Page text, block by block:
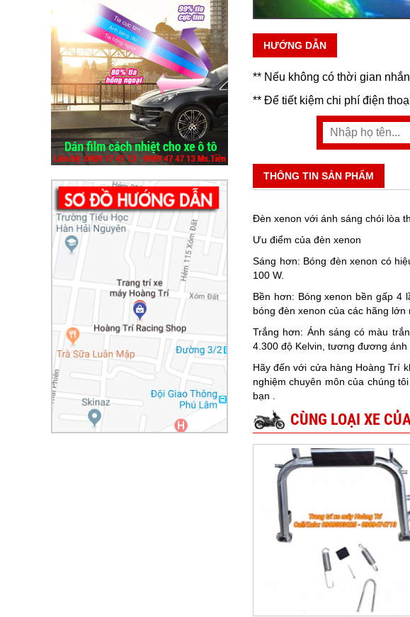
HƯỚNG DẪN
** Nếu không có thời gian
** Để tiết kiệm chi phí điện
THÔNG TIN SẢN PHẨM
Đèn xenon với ánh sáng chói lòa
Ưu điểm của đèn xenon
Sáng hơn: Bóng đèn xenon có
100 W.
Bền hơn: Bóng xenon bền gấp 4
bóng đèn xenon của các hãng
Trắng hơn: Ánh sáng có màu
4.300 độ Kelvin, tương đương ánh
Hãy đến với cửa hàng Hoàng Trí
nghiệm chuyên môn của chúng
bạn .
CÙNG LOẠI XE